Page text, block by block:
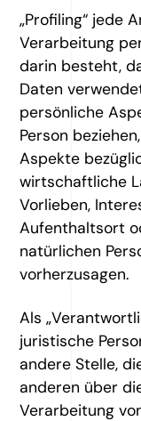
„Profiling“ jede
Verarbeitung
darin besteht,
Daten
persönliche
Person
Aspekte
wirtschaftliche
Vorlieben,
Aufenthaltsort
natürlichen
vorherzusagen.
Als
juristische
andere Stelle,
anderen über
Verarbeitung